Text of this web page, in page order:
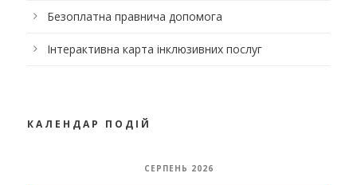
Безоплатна правнича допомога
Інтерактивна карта інклюзивних послуг
КАЛЕНДАР ПОДІЙ
СЕРПЕНЬ 2026